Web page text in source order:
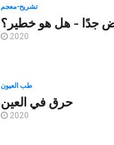
تشريح-معجم
جدًا - هل هو خطير؟
2020
طب العيون
حرق في العين
2020